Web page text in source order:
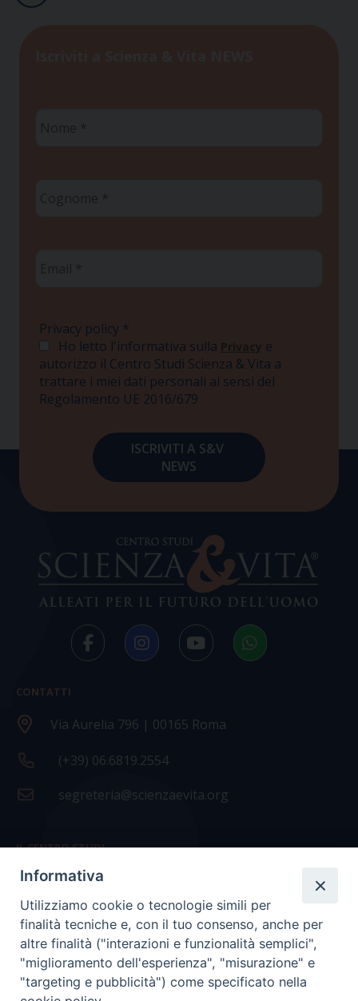
Privacy policy *
Ho letto l'informativa sulla Privacy e
autorizzo il Centro Studi Scienza & Vita a
trattare i miei dati personali ai sensi del
Regolamento UE 2016/679
CONTATTI
Via Aurelia 796 | 00165 Roma
(+39) 06.6819.2554
segreteria@scienzaevita.org
IL CENTRO STUDI
La nostra storia
Statuto
Presidenza e ufficio presidenza
Consiglio scientifico
Informativa
Utilizziamo cookie o tecnologie simili per
finalità tecniche e, con il tuo consenso, anche per
altre finalità ("interazioni e funzionalità semplici",
"miglioramento dell'esperienza", "misurazione" e
"targeting e pubblicità") come specificato nella